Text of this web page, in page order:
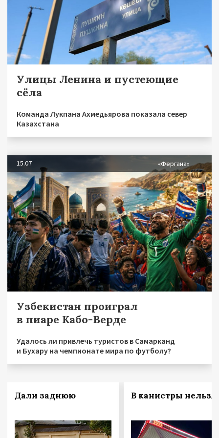
Улицы Ленина и пустеющие
сёла
Команда Лукпана Ахмедьярова показала север
Казахстана
15.07 «Фергана»
Узбекистан проиграл
в пиаре Кабо-Верде
Удалось ли привлечь туристов в Самарканд
и Бухару на чемпионате мира по футболу?
Дали заднюю В канистры нельзя!